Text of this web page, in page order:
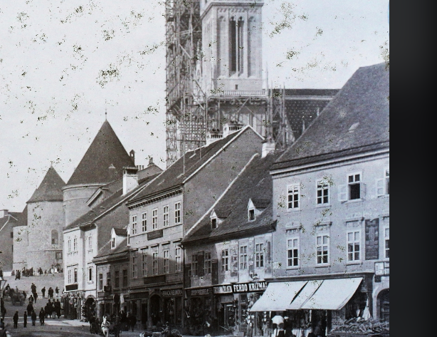
· Beckó
Mednyánszky Imre fogata.
1900 · Csejte
"hölgyek kiképzése".
1900
· Budapest VIII.
(Zerge) utca, a reáltanoda (később Vörösmarty Gimnázium) I/a. osztálya. A felvétel 1892-ben készült.
1900
1900 · Budapest III. · Óbuda
Óbudai Hajógyár.